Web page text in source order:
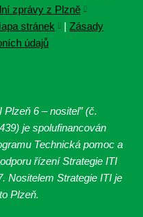
zprávy z Plzně
stránek |Zásady
údajů
6 – nositel” (č.
) je spolufinancován
Technická pomoc a
řízení Strategie ITI
Nositelem Strategie ITI je
Plzeň.